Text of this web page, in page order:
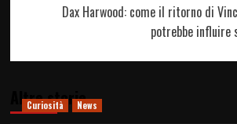
Dax Harwood: come il ritorno di
potrebbe influire
Altre storie
Curiosità News